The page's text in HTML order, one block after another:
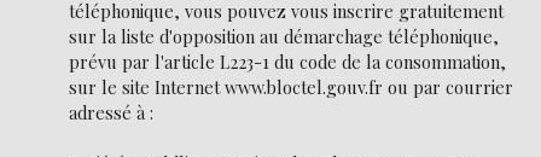
téléphonique, vous pouvez vous inscrire gratuitement
sur la liste d'opposition au démarchage téléphonique,
prévu par l'article L223-1 du code de la consommation,
sur le site Internet www.bloctel.gouv.fr ou par courrier
adressé à :